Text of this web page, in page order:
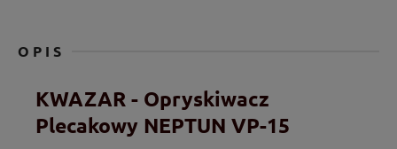
OPIS
KWAZAR - Opryskiwacz
Plecakowy NEPTUN VP-15